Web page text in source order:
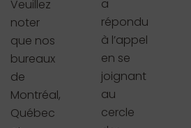
Veuillez
noter
que nos
bureaux
de
Montréal,
Québec
a
répondu
à l’appel
en se
joignant
au
cercle